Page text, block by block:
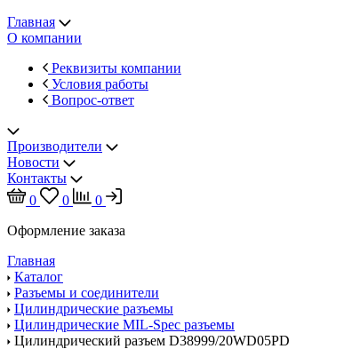
Главная
О компании
Реквизиты компании
Условия работы
Вопрос-ответ
Производители
Новости
Контакты
0
0
0
Оформление заказа
Главная
Каталог
Разъемы и соединители
Цилиндрические разъемы
Цилиндрические MIL-Spec разъемы
Цилиндрический разъем D38999/20WD05PD